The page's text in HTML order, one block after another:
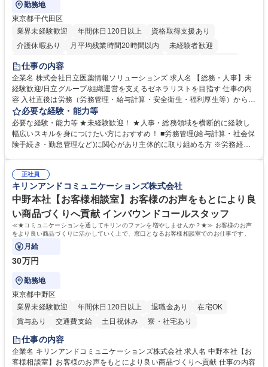
勤務地
東京都千代田区
業界未経験歓迎
年間休日120日以上
資格取得支援あり
介護休暇あり
月平均残業時間20時間以内
未経験者歓迎
住宅手当あり
育休あり
完全週休2日制 交通費支給 土日祝休み 寮・社宅あり
仕事の内容
企業名 株式会社日立医薬情報ソリューションズ 求人名 【総務・人事】未
経験歓迎/日立グループ/組織運営を支えるゼネラリストを目指す 仕事の内
容 入社直後は労務（労務管理・給与計算・安全衛生・福利厚生等）からお
任せいたします。将来は総務・採用・教育業務へ守備範囲を広げ、組織運
営を支えるゼネラリストをめざせます。 ・初期業務：労働時間管理、給与
計算、社会保険対応、福利厚生管理、安全衛生、健康経営推進等をお任せ
します。ご経験に応じて、休職者管理など、幅広く経験を積んでいただき
幅広く経験を積みたい意欲がある方に最適な環境です。 募集職種 【総
務・人事】未経験歓迎/日立グループ/組織運営を支えるゼネラリストを目
指す
必要な経験・能力等
必要な経験・能力等 ★未経験歓迎！ ★人事・総務領域を横断的に経験し
幅広いスキルを身につけたい方におすすめ！ ■労務管理(給与計算・社会保
険手続き・勤怠管理など)に関心があり主体的に取り組める方 ※労務経験
のご経験 ■労務管理（給与計算・社会保険手続き・勤怠管理など）の経験
■衛生管理者の資格をお持ちの方 学歴・資格 学歴：大学院 大学 高専 短大
専修学校 高校 語学力： 資格：
正社員
キリンアンドコミュニケーションズ株式会社
中野本社【お客様相談室】お客様のお声をもとにより良
い商品づくりへ貢献 インバウンドコールスタッフ
≪★コミュニケーションを通してキリンのファンを増やしませんか？★≫ お客様のお声
をより良い商品づくりに活かしていく上で、窓口となるお客様相談室でのお仕事です。
月給
30万円
勤務地
東京都中野区
業界未経験歓迎
年間休日120日以上 退職金あり
在宅OK
賞与あり
交通費支給 土日祝休み 寮・社宅あり
仕事の内容
企業名 キリンアンドコミュニケーションズ株式会社 求人名 中野本社【お
客様相談室】お客様のお声をもとにより良い商品づくりへ貢献 仕事の内容